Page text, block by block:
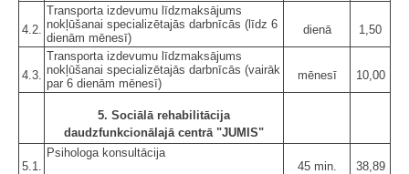
4.2.
Transporta izdevumu līdzmaksājums
nokļūšanai specializētajās darbnīcās (līdz 6
dienām mēnesī)
dienā 1,50
4.3.
Transporta izdevumu līdzmaksājums
nokļūšanai specializētajās darbnīcās (vairāk
par 6 dienām mēnesī)
mēnesī 10,00
5. Sociālā rehabilitācija
daudzfunkcionālajā centrā "JUMIS"
5.1.
Psihologa konsultācija
45 min.
38,89